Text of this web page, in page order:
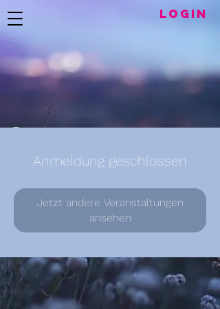
LogIN
Anmeldung geschlossen
Jetzt andere Veranstaltungen
ansehen